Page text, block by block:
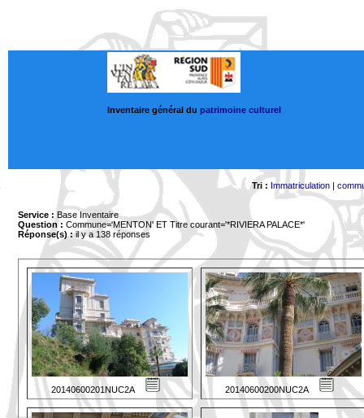
Inventaire général du patrimoine culturel
Tri : Immatriculation|
Service : Base Inventaire
Question : Commune='MENTON' ET Titre courant='*RIVIERA PALACE*'
Réponse(s) :il y a 138 réponses
20140600201NUC2A 20140600200NUC2A